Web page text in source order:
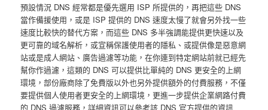
預設情況 DNS 經常都是優先選用 ISP 所提供的，再把這些 DNS
當作備援使用，或是 ISP 提供的 DNS 速度太慢了就會另外找一些
速度比較快的替代方案，而這些 DNS 多半強調能提供更快速以及
更可靠的域名解析，或宣稱保護使用者的隱私、或提供像是惡意網
站或是成人網站、廣告過濾等功能，在你連到特定網站前就已經先
幫你作過濾，這類的 DNS 可以提供比單純的 DNS 更安全的上網
環境，部份廠商除了免費版以外也另外提供額外的付費服務，不僅
要提供個人使用者更安全的上網環境，更進一步提供企業網路付費
的 DNS 過濾服務，詳細資訊可以參考該 DNS 官方提供的資訊